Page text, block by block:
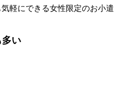
軽にできる女性限定のお小遣
い